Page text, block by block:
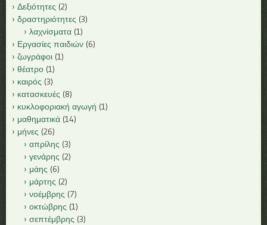
Δεξιότητες (2)
δραστηριότητες (3)
λαχνίσματα (1)
Εργασίες παιδιών (6)
ζωγράφοι (1)
θέατρο (1)
καιρός (3)
κατασκευές (8)
κυκλοφοριακή αγωγή (1)
μαθηματικά (14)
μήνες (26)
απρίλης (3)
γενάρης (2)
μάης (6)
μάρτης (2)
νοέμβρης (7)
οκτώβρης (1)
σεπτέμβρης (3)